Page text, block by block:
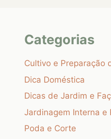
Categorias
Cultivo e Preparação
Dica Doméstica
Dicas de Jardim e
Jardinagem Interna e
Poda e Corte